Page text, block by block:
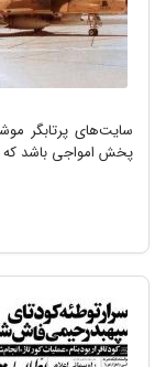
سایت‌های پرتابگر
پخش امواجی باشد که